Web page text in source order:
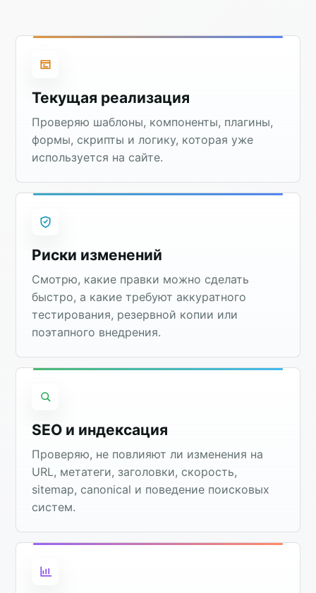
Текущая реализация
Проверяю шаблоны, компоненты, плагины,
формы, скрипты и логику, которая уже
используется на сайте.
Риски изменений
Смотрю, какие правки можно сделать
быстро, а какие требуют аккуратного
тестирования, резервной копии или
поэтапного внедрения.
SEO и индексация
Проверяю, не повлияют ли изменения на
URL, метатеги, заголовки, скорость,
sitemap, canonical и поведение поисковых
систем.